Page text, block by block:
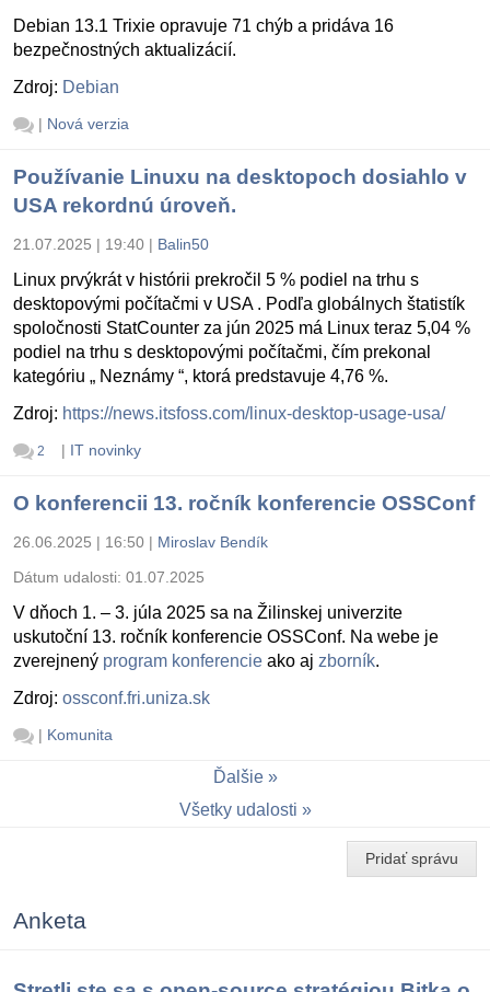
Debian 13.1 Trixie opravuje 71 chýb a pridáva 16
bezpečnostných aktualizácií.
Zdroj: Debian
| Nová verzia
Používanie Linuxu na desktopoch dosiahlo v
USA rekordnú úroveň.
21.07.2025 | 19:40 | Balin50
Linux prvýkrát v histórii prekročil 5 % podiel na trhu s
desktopovými počítačmi v USA . Podľa globálnych štatistík
spoločnosti StatCounter za jún 2025 má Linux teraz 5,04 %
podiel na trhu s desktopovými počítačmi, čím prekonal
kategóriu „ Neznámy “, ktorá predstavuje 4,76 %.
Zdroj: https://news.itsfoss.com/linux-desktop-usage-usa/
2 | IT novinky
O konferencii 13. ročník konferencie OSSConf
26.06.2025 | 16:50 | Miroslav Bendík
Dátum udalosti: 01.07.2025
V dňoch 1. – 3. júla 2025 sa na Žilinskej univerzite
uskutoční 13. ročník konferencie OSSConf. Na webe je
zverejnený program konferencie ako aj zborník.
Zdroj: ossconf.fri.uniza.sk
| Komunita
Ďalšie
Všetky udalosti
Pridať správu
Anketa